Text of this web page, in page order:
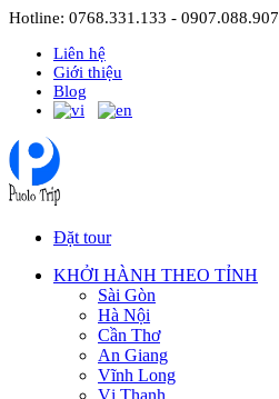
Hotline: 0768.331.133 - 0907.088.907
Liên hệ
Giới thiệu
Blog
Đặt tour
KHỞI HÀNH THEO TỈNH
Sài Gòn
Hà Nội
Cần Thơ
An Giang
Vĩnh Long
Vị Thanh